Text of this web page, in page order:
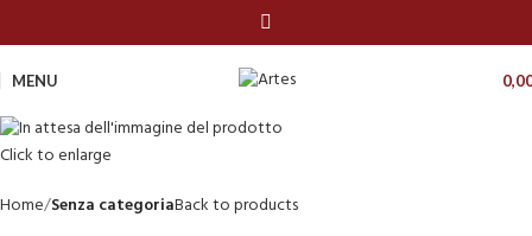
MENU
Click to enlarge
Home Senza categoriaBack to products